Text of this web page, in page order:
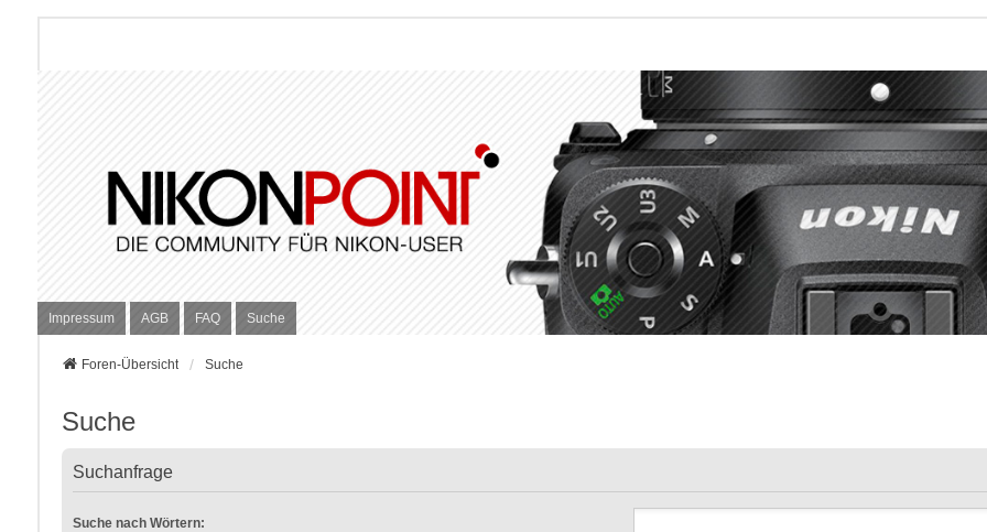
Impressum AGB FAQ Suche
Foren-Übersicht Suche
Suche
Suchanfrage
Suche nach Wörtern: